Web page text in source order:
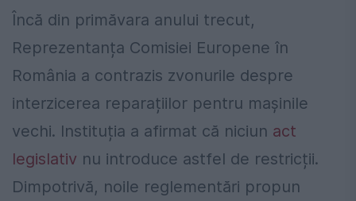
Încă din primăvara anului trecut,
Reprezentanța Comisiei Europene în
România a contrazis zvonurile despre
interzicerea reparațiilor pentru mașinile
vechi. Instituția a afirmat că niciun act
legislativ nu introduce astfel de restricții.
Dimpotrivă, noile reglementări propun